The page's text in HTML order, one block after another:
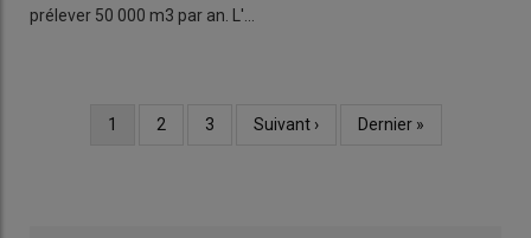
prélever 50 000 m3 par an. L'…
Page
1 Page
2 Page
3
Page
Suivant ›
Dernière
Dernier »